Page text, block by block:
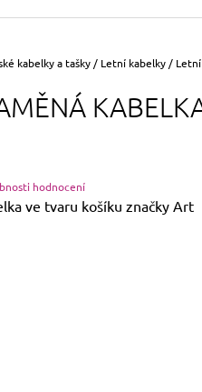
kabelky a tašky / Letní kabelky /
hodnocení
ve tvaru košíku značky Art